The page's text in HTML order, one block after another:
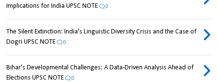
Implications for India UPSC NOTE
0
The Silent Extinction: India's Linguistic Diversity Crisis and the Case of
Dogri UPSC NOTE
0
Bihar's Developmental Challenges: A Data-Driven Analysis Ahead of
Elections UPSC NOTE
0